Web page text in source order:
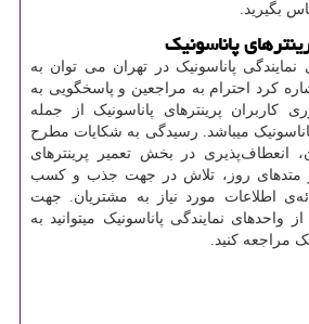
بگیرید.
پاناسونیک
نمایندگی پاناسونیک در تهران می توان به
کرد احترام به مراجعین و پاسخگویی به
کاربران پرینترهای پاناسونیک از جمله
میباشد. رسیدگی به شکایات مطرح
انعطاف‌پذیری در بخش تعمیر پرینترهای
از متدهای روز، تلاش در جهت جذب و کسب
اطلاعات مورد نیاز به مشتریان. جهت
واحدهای نمایندگی پاناسونیک میتوانید به
مراجعه کنید.